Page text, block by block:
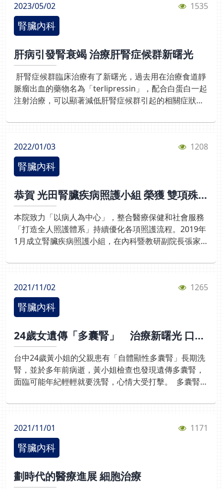
要足夠（避免營養不良、肌少症）出院後照護：※每3～
6個月追蹤腎功能※家人協助用藥與飲食管理有右述症
狀，應立即就醫早期介入是降低嚴重度的最關鍵因素自
A.腎臟慢慢退化數年B.腎功能在短時間內突然變差C.腎
是急性腎損傷可能出現的早期症狀？A.視力模糊B.尿量
變少C.皮膚發紅D.咳
到腎臟，就變成較嚴重的「腎臟感染」。可能造成：※
腎臟受損 ※慢性腎臟病 ※嚴重時引發敗血症（危及生
命）四、如何辨識腎臟感染？需立即就醫◎高燒與畏
或肋脊角敲痛： 側腰部、後背部有明顯壓痛或悶痛。◎
噁心與嘔吐： 感染引發全身性反應。◎極度疲倦： 感到
虛弱、意識混亂（尤其是長者）。五、哪些人容易感
染？ 1.水喝太少、常憋尿 2.性行為後未排尿 3.更年期女
性（荷爾蒙下降） 4.懷孕 5.糖尿病患者醫院會做哪些檢
2.多喝水（幫助沖掉細菌）3.必要時止痛藥*小提醒：❌
不可自行停藥 ❌不可亂吃抗生素*蔓越莓：可預防復發
不能治療感染八、日常預防「要做到」自我測驗知多
改善即可自行停藥可自行購買抗生素服用應依醫師指示
惡化為急性腎盂腎炎時，最需要注意的症狀為何？食慾
變好高燒、畏寒及腰痛皮膚發癢視力模糊
2023/05/02 1535
腎臟內科
肝病引發腎衰竭 治療肝腎症候群新曙光
肝腎症候群臨床治療有了新曙光，過去用在治療食道靜
脈瘤出血的藥物名為「terlipressin」，配合白蛋白一起
注射治療，可以顯著減低肝腎症候群引起的相關症狀。
女妥善照顧，不影響她日常生活，後來她的外形有變
服。 腎臟內科王家良主任指出，檢查發現阿嬤的腎臟功
能逐漸惡化，已從第4期的腎臟病進展到第5期，肌酣酸
從2.5上升到4.4 mg/dL，腎絲球過濾率從18惡化到9
療，後續檢查排除一些會引起腎功能急性惡化的因素，
像是腸胃道出血、感染、藥物等，判定是肝硬化惡化而
造成的「肝腎症候群」。 王家良主任說明，腎臟是生命
的活水源泉，與其他內臟器官息息相關，很多疾病，例
如三高、痛風、藥物濫用等，都會引起慢性腎病，又如
能等待是否能夠肝臟移植，現在臨床治療有了新曙光，
一種過去用以治療食道靜脈瘤出血的藥物名為
「terlipressin」，配合白蛋白一起注射治療，可以顯著
天療程，這名阿嬤經過5天治療，肌酣酸降回
危險，也可恢復以往的日常生活，子女們才放心。
2022/01/03 1208
腎臟內科
恭賀 光田腎臟疾病照護小組 榮獲 雙項殊
榮
本院致力「以病人為中心」，整合醫療保健和社會服務
「打造全人照護體系」持續優化各項照護流程。2019年
1月成立腎臟疾病照護小組，在內科暨教研副院長張家
下，以跨領域溝通模式提供連續性及一致性的整合性照
醫學中心級的服務。本團隊通過醫策會「腎臟病照護品
質認證」及台灣健康照護品質管理競賽「機構組部門別-
銅獎」之殊榮！ 掌握腎病病程 整合診療照護 為致
每年透析人數高達九萬四千多人。本團隊為改善國民腎
臟健康問題，除了結合團隊資源管理（TRM）概念及技
巧於腎臟病照護作業，更整合跨科別的醫師群、護理
師、衛教師、營養師、藥師、社工師等成員，依據腎臟
疾病不同的階段，以延緩、控制腎臟病人的病程為目
2021/11/02 1265
腎臟內科
24歲女遺傳「多囊腎」 治療新曙光 口服
新藥延緩洗腎時間
台中24歲黃小姐的父親患有「自體顯性多囊腎」長期洗
腎，並於多年前病逝，黃小姐檢查也發現遺傳多囊腎，
面臨可能年紀輕輕就要洗腎，心情大受打擊。 多囊腎是
的機率是50%。腎臟內科主任王家良強調，多囊腎患者
覺，普遍在30-40歲後，因腎功能逐漸退化，才會引起
高血壓、背痛、腰痛、血尿等症狀，而檢查確定罹病已
為時已晚。 如今多囊腎治療已見曙光，在符合特定多囊
臟水泡增長，讓腎功能惡化速度約延緩3成，越早服用
2021/11/01 1171
腎臟內科
劃時代的醫療進展 細胞治療